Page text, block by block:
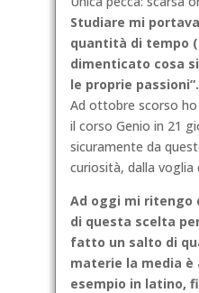
Studiare mi
quantità di tempo
dimenticato cosa
le proprie passioni”.
Ad ottobre scorso
il corso Genio in 21
sicuramente da
curiosità, dalla voglia
Ad oggi mi ritengo
di questa scelta
fatto un salto di
materie la media è
esempio in latino,